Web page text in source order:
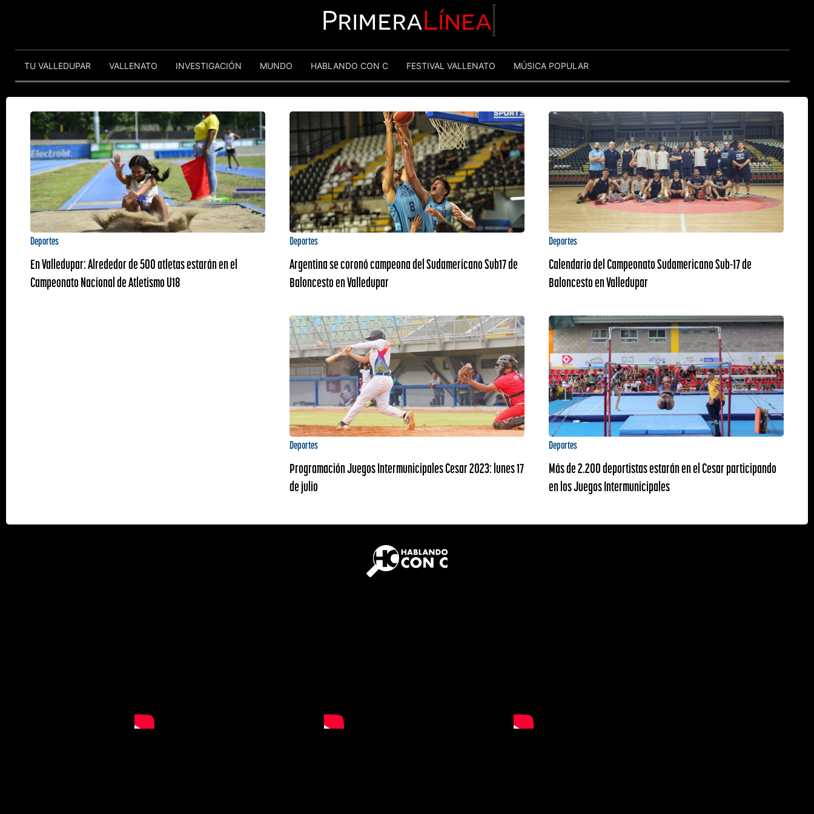
PrimeraLínea
TU VALLEDUPAR VALLENATO INVESTIGACIÓN MUNDO HABLANDO CON C FESTIVAL VALLENATO MÚSICA POPULAR
Deportes
En Valledupar: Alrededor de 500 atletas estarán en el
Campeonato Nacional de Atletismo U18
Deportes
Argentina se coronó campeona del Sudamericano Sub17 de
Baloncesto en Valledupar
Deportes
Calendario del Campeonato Sudamericano Sub-17 de
Baloncesto en Valledupar
Deportes
Programación Juegos Intermunicipales Cesar 2023: lunes 17
de julio
Deportes
Más de 2.200 deportistas estarán en el Cesar participando
en los Juegos Intermunicipales